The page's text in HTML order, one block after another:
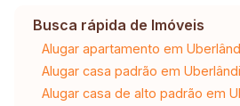
Busca rápida de Imóveis
Alugar apartamento em
Alugar casa padrão em
Alugar casa de alto padrão em